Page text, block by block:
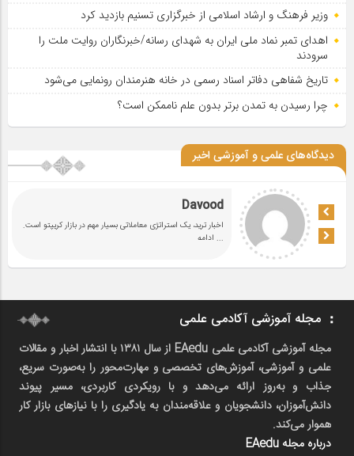
وزیر فرهنگ و ارشاد اسلامی از خبرگزاری تسنیم بازدید کرد
اهدای تمبر نماد ملی ایران به شهدای رسانه/خبرنگاران روایت ملت را
سرودند
تاریخ شفاهی دفاتر اسناد رسمی در خانه هنرمندان رونمایی می‌شود
چرا رسیدن به تمدن برتر بدون علم ناممکن است؟
دیدگاه‌های علمی و آموزشی اخیر
Davood
اخبار ترید، یک استراتژی معاملاتی بسیار مهم در بازار کریپتو است.
... ادامه
مجله آموزشی آکادمی علمی
مجله آموزشی آکادمی علمی EAedu از سال ۱۳۸۱ با انتشار اخبار و مقالات
علمی و آموزشی، آموزش‌های تخصصی و مهارت‌محور را به‌صورت سریع،
جذاب و به‌روز ارائه می‌دهد و با رویکردی کاربردی، مسیر پیوند
دانش‌آموزان، دانشجویان و علاقه‌مندان به یادگیری را با نیازهای بازار کار
هموار می‌کند.
درباره مجله EAedu